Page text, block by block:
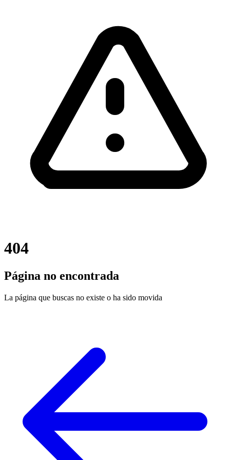
404
Página no encontrada
La página que buscas no existe o ha sido movida